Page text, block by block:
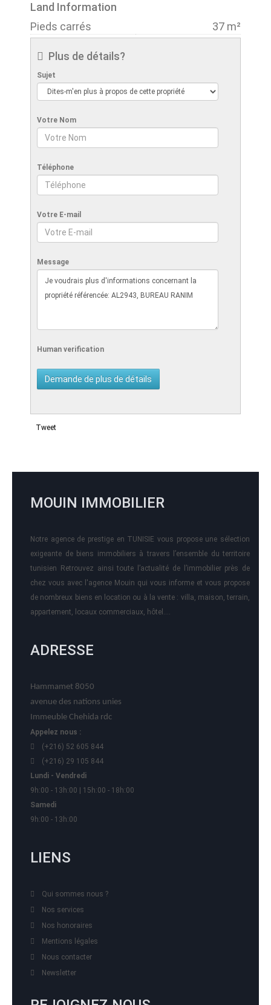
Land Information
Pieds carrés
37 m²
Plus de détails?
Sujet
Votre Nom
Téléphone
Votre E-mail
Message
Human verification
Tweet
MOUIN IMMOBILIER
Notre agence de prestige en TUNISIE vous propose une sélection
exigeante de biens immobiliers à travers l’ensemble du territoire
tunisien Retrouvez ainsi toute l’actualité de l’immobilier près de
chez vous avec l'agence Mouin qui vous informe et vous propose
de nombreux biens en location ou à la vente : villa, maison, terrain,
appartement, locaux commerciaux, hôtel….
ADRESSE
Hammamet 8050
avenue des nations unies
Immeuble Chehida rdc
Appelez nous :
(+216) 52 605 844
(+216) 29 105 844
Lundi - Vendredi
9h:00 - 13h:00 | 15h:00 - 18h:00
Samedi
9h:00 - 13h:00
LIENS
Qui sommes nous ?
Nos services
Nos honoraires
Mentions légales
Nous contacter
Newsletter